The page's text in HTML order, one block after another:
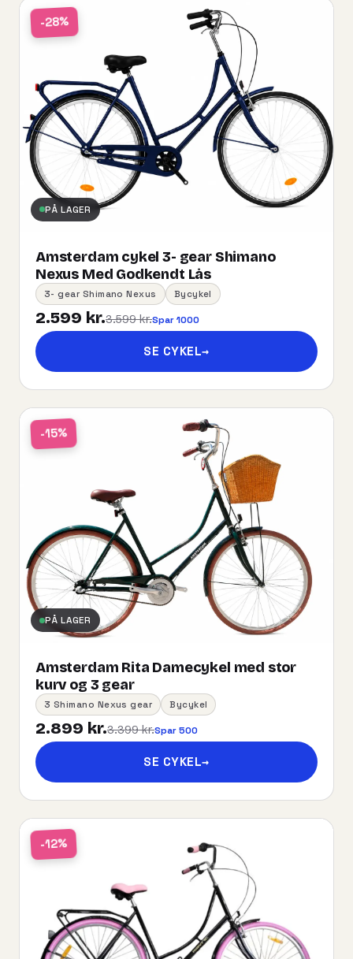
-28%
PÅ LAGER
Amsterdam cykel 3- gear Shimano
Nexus Med Godkendt Lås
3- gear Shimano Nexus Bycykel
2.599 kr.3.599 kr.Spar 1000
SE CYKEL→
-15%
PÅ LAGER
Amsterdam Rita Damecykel med stor
kurv og 3 gear
3 Shimano Nexus gear Bycykel
2.899 kr.3.399 kr.Spar 500
SE CYKEL→
-12%